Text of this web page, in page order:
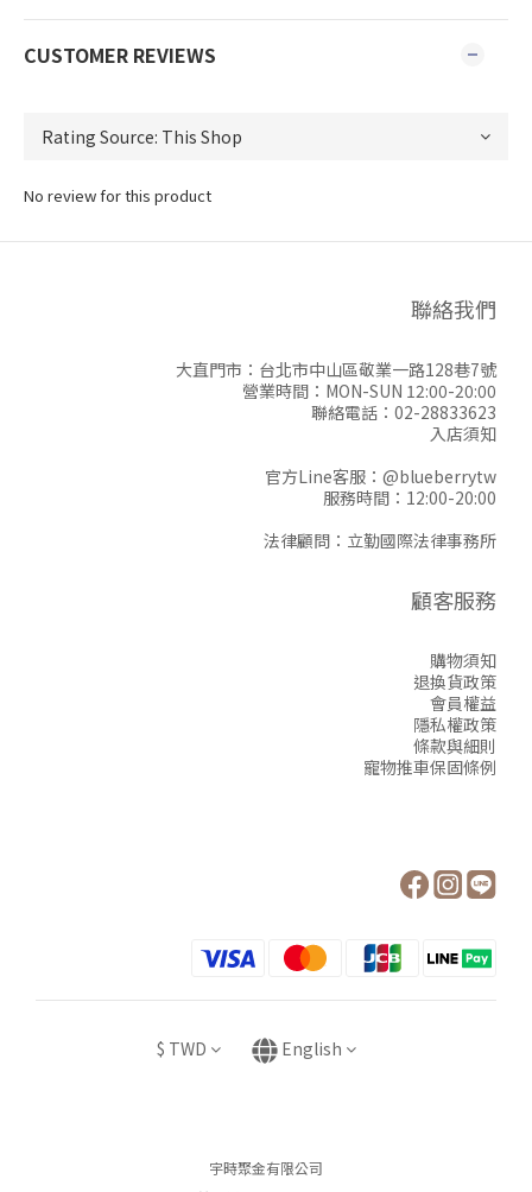
CUSTOMER REVIEWS
No review for this product
聯絡我們
大直門市：台北市中山區敬業一路128巷7號
營業時間：MON-SUN 12:00-20:00
聯絡電話：02-28833623
入店須知
官方Line客服： @blueberrytw
服務時間：12:00-20:00
法律顧問：立勤國際法律事務所
顧客服務
購物須知
退換貨政策
會員權益
隱私權政策
條款與細則
寵物推車保固條例
$ TWD English
宇時聚金有限公司